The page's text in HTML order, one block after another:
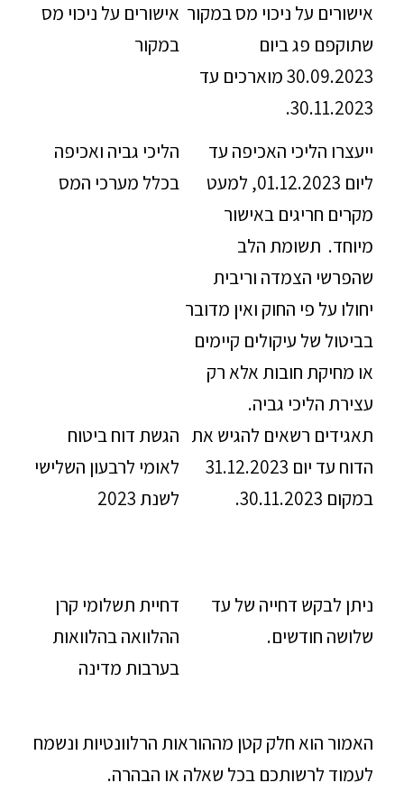
אישורים על ניכוי מס במקור
שתוקפם פג ביום
30.09.2023 מוארכים עד
30.11.2023.
אישורים על ניכוי מס
במקור
ייעצרו הליכי האכיפה עד
ליום 01.12.2023, למעט
מקרים חריגים באישור
מיוחד. תשומת הלב
שהפרשי הצמדה וריבית
יחולו על פי החוק ואין מדובר
בביטול של עיקולים קיימים
או מחיקת חובות אלא רק
עצירת הליכי גביה.
הליכי גביה ואכיפה
בכלל מערכי המס
תאגידים רשאים להגיש את
הדוח עד יום 31.12.2023
במקום 30.11.2023.
הגשת דוח ביטוח
לאומי לרבעון השלישי
לשנת 2023
ניתן לבקש דחייה של עד
שלושה חודשים.
דחיית תשלומי קרן
ההלוואה בהלוואות
בערבות מדינה
האמור הוא חלק קטן מההוראות הרלוונטיות ונשמח
לעמוד לרשותכם בכל שאלה או הבהרה.